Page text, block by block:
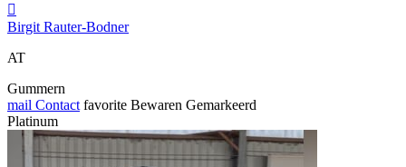

Birgit Rauter-Bodner
AT
Gummern
mail Contact favorite Bewaren Gemarkeerd
Platinum